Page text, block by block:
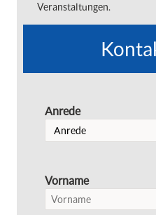
Veranstaltungen.
Anrede
Vorname